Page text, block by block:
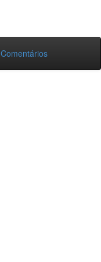
Comentários